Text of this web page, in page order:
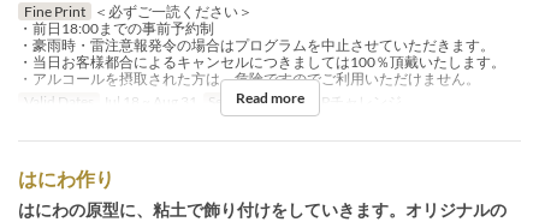
Fine Print
＜必ずご一読ください＞
・前日18:00までの事前予約制
・豪雨時・雷注意報発令の場合はプログラムを中止させていただきます。
・当日お客様都合によるキャンセルにつきましては100％頂戴いたします。
・アルコールを摂取された方は、危険ですのでご利用いただけません。
Valid Dates
Jul 18 ~ Aug 31 Seat Category SUPチャレンジ
Read more
はにわ作り
はにわの原型に、粘土で飾り付けをしていきます。オリジナルの